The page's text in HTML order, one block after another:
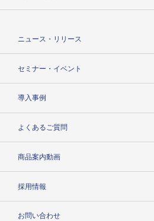
ニュース・リリース
セミナー・イベント
導入事例
よくあるご質問
商品案内動画
採用情報
お問い合わせ